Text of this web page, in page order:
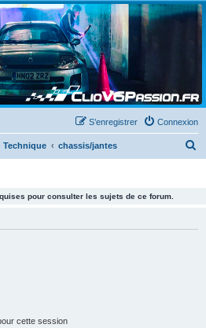
V6
Connexion
S’enregistrer
Technique chassis/jantes
pour consulter les sujets de ce forum.
cette session